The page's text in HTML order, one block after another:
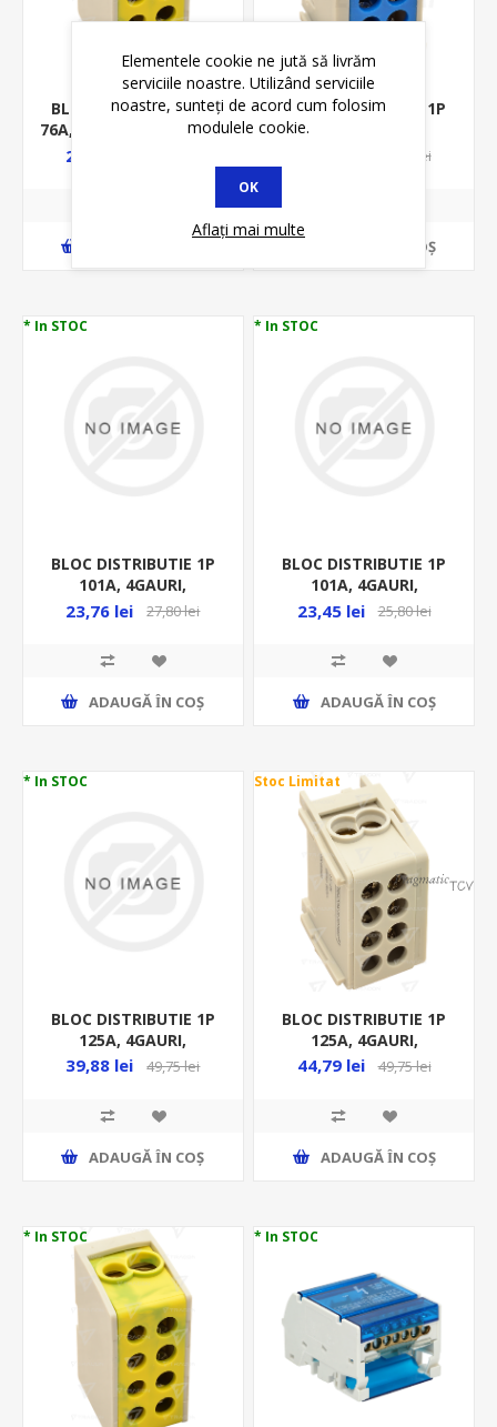
BLOC DISTRIBUTIE 1P
76A, 4GAURI, 2X16MMP/
2X10MMP, VERDE-
24,12 lei
BLOC DISTRIBUTIE 1P
2X25MMP/ 2X16MMP,
25,80 lei
ADAUGĂ ȊN COŞ
* In STOC
BLOC DISTRIBUTIE 1P
101A, 4GAURI,
2X25MMP/ 2X16MMP,
23,76 lei 27,80 lei
ADAUGĂ ȊN COŞ
* In STOC
BLOC DISTRIBUTIE 1P
101A, 4GAURI,
2X25MMP/ 2X16MMP,
23,45 lei 25,80 lei
ADAUGĂ ȊN COŞ
* In STOC
BLOC DISTRIBUTIE 1P
125A, 4GAURI,
2X35MMP/ 2X25MMP,
39,88 lei 49,75 lei
ADAUGĂ ȊN COŞ
Stoc Limitat
BLOC DISTRIBUTIE 1P
125A, 4GAURI,
2X35MMP/ 2X25MMP,
44,79 lei 49,75 lei
ADAUGĂ ȊN COŞ
* In STOC * In STOC
Elementele cookie ne jută să livrăm
serviciile noastre. Utilizând serviciile
noastre, sunteți de acord cum folosim
modulele cookie.
OK
Aflați mai multe